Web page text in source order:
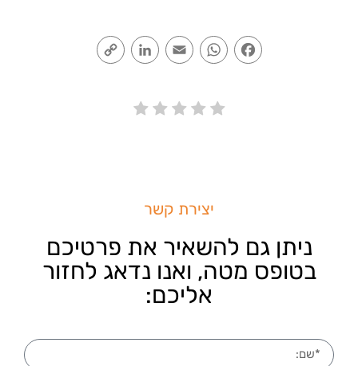
Facebook
WhatsApp
Email
LinkedIn
יצירת קשר
ניתן גם להשאיר את פרטיכם
בטופס מטה, ואנו נדאג לחזור
אליכם: